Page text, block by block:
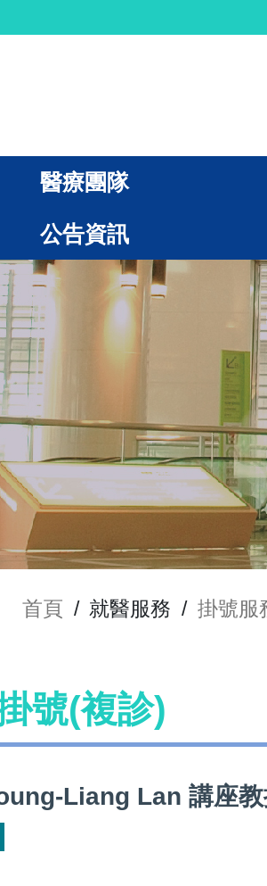
醫療團隊
公告資訊
首頁 / 就醫服務 / 掛號服
號(複診)
Liang Lan 講座教